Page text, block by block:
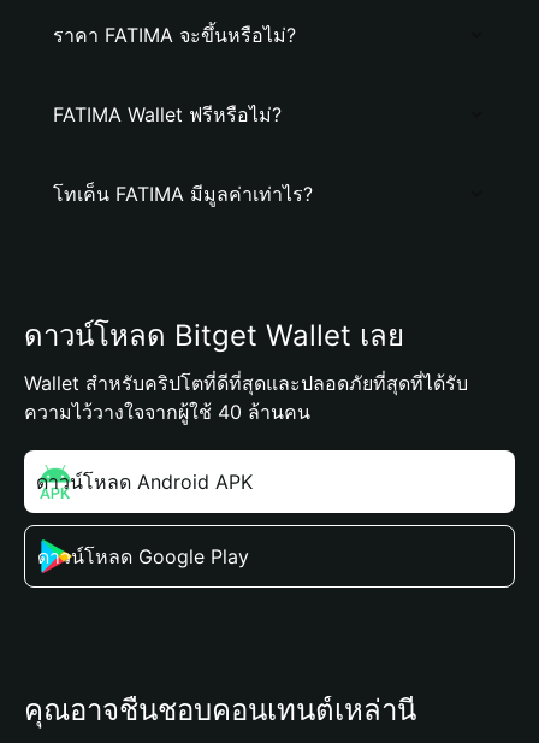
ราคา FATIMA จะขึ้นหรือไม่?
FATIMA Wallet ฟรีหรือไม่?
โทเค็น FATIMA มีมูลค่าเท่าไร?
ดาวน์โหลด Bitget Wallet เลย
Wallet สำหรับคริปโตที่ดีที่สุดและปลอดภัยที่สุดที่ได้รับ
ความไว้วางใจจากผู้ใช้ 40 ล้านคน
ดาวน์โหลด Android APK
ดาวน์โหลด Google Play
คุณอาจชื่นชอบคอนเทนต์เหล่านี้